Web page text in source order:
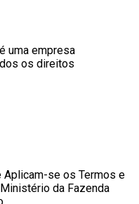
uma empresa
os direitos
se os Termos e
da Fazenda